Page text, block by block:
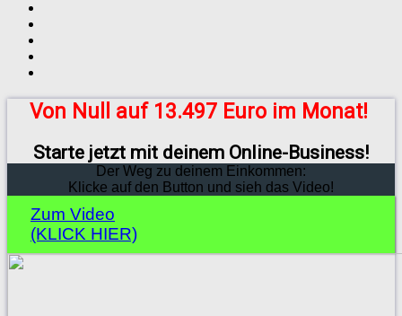
Von Null auf 13.497 Euro im Monat!
Starte jetzt mit deinem Online-Business!
Der Weg zu deinem Einkommen:
Klicke auf den Button und sieh das Video!
Zum Video
(KLICK HIER)